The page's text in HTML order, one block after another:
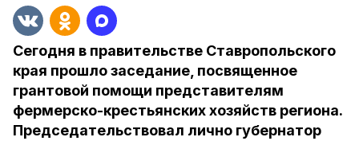
Сегодня в правительстве Ставропольского
края прошло заседание, посвященное
грантовой помощи представителям
фермерско-крестьянских хозяйств региона.
Председательствовал лично губернатор